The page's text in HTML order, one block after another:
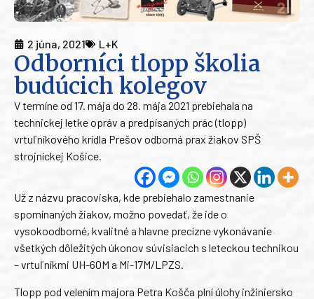
2 júna, 2021 L+K
Odborníci tlopp školia
budúcich kolegov
V termíne od 17. mája do 28. mája 2021 prebiehala na
technickej letke opráv a predpísaných prác (tlopp)
vrtuľníkového krídla Prešov odborná prax žiakov SPŠ
strojníckej Košice.
Už z názvu pracoviska, kde prebiehalo zamestnanie
spomínaných žiakov, možno povedať, že ide o
vysokoodborné, kvalitné a hlavne precízne vykonávanie
všetkých dôležitých úkonov súvisiacich s leteckou technikou
– vrtuľníkmi UH-60M a Mi-17M/LPZS.
Tlopp pod velením majora Petra Košča plní úlohy inžiniersko